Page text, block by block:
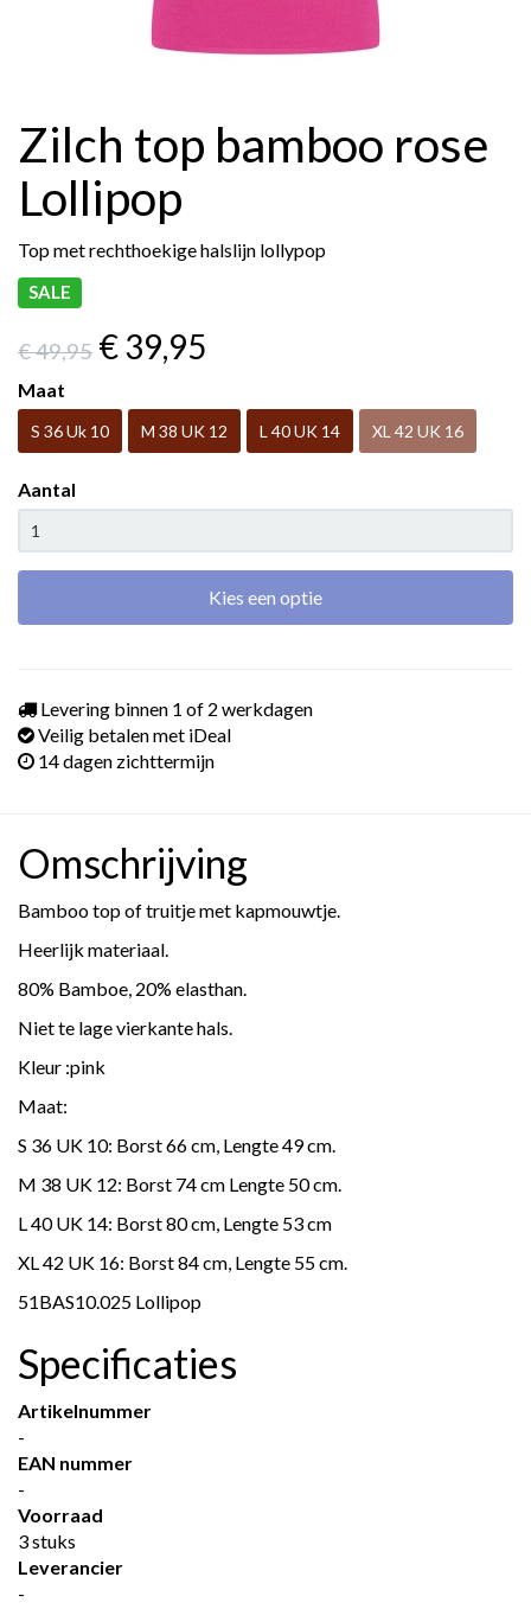
Zilch top bamboo rose
Lollipop
Top met rechthoekige halslijn lollypop
SALE
€ 49,95 € 39,95
Maat
S 36 Uk 10 M 38 UK 12 L 40 UK 14 XL 42 UK 16
Aantal
Kies een optie
Levering binnen 1 of 2 werkdagen
Veilig betalen met iDeal
14 dagen zichttermijn
Omschrijving
Bamboo top of truitje met kapmouwtje.
Heerlijk materiaal.
80% Bamboe, 20% elasthan.
Niet te lage vierkante hals.
Kleur :pink
Maat:
S 36 UK 10: Borst 66 cm, Lengte 49 cm.
M 38 UK 12: Borst 74 cm Lengte 50 cm.
L 40 UK 14: Borst 80 cm, Lengte 53 cm
XL 42 UK 16: Borst 84 cm, Lengte 55 cm.
51BAS10.025 Lollipop
Specificaties
Artikelnummer
-
EAN nummer
-
Voorraad
3 stuks
Leverancier
-